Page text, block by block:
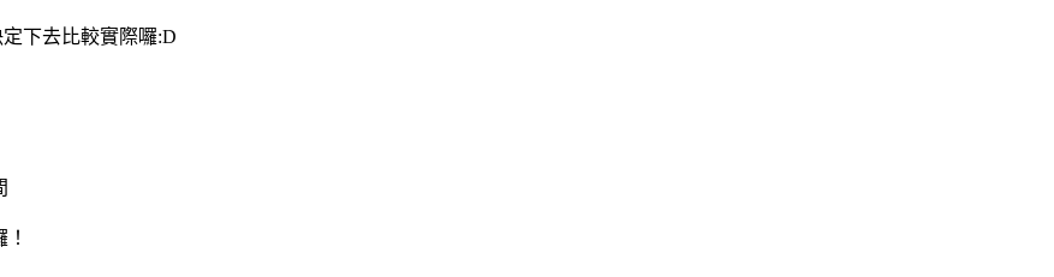
下去比較實際囉:D